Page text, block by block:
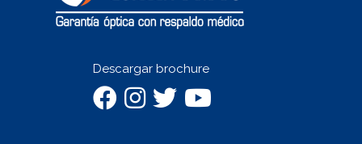
Descargar brochure